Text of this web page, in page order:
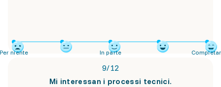
niente In parte
9/12
Mi interessan i processi tecnici.